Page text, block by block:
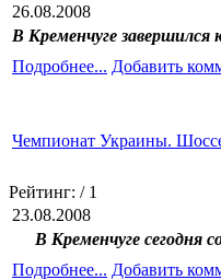
26.08.2008
В Кременчуге
Подробнее... Добавить
Чемпионат Украины.
Рейтинг: / 1
23.08.2008
В Кременчуге сегодня
Подробнее... Добавить